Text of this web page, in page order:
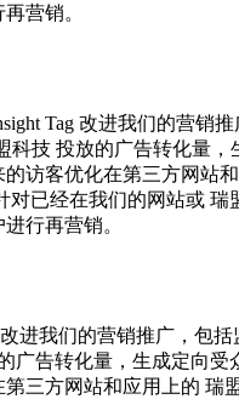
营销。
Tag 改进我们的营销
科技 投放的广告转化量，
访客优化在第三方网站
对已经在我们的网站或 瑞
行再营销。
进我们的营销推广，包括
广告转化量，生成定向受
三方网站和应用上的 瑞